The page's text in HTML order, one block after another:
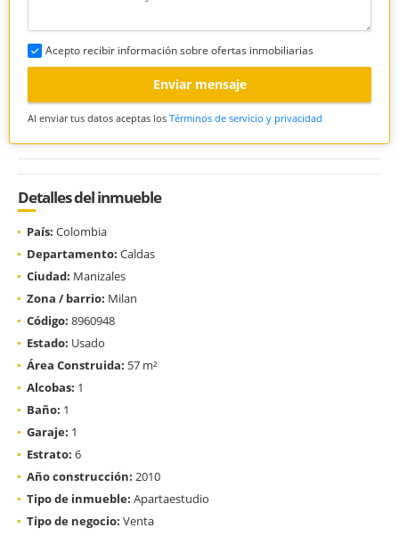
Acepto recibir información sobre ofertas inmobiliarias
Enviar mensaje
Al enviar tus datos aceptas los Términos de servicio y privacidad
Detalles del inmueble
País: Colombia
Departamento: Caldas
Ciudad: Manizales
Zona / barrio: Milan
Código: 8960948
Estado: Usado
Área Construida: 57 m²
Alcobas: 1
Baño: 1
Garaje: 1
Estrato: 6
Año construcción: 2010
Tipo de inmueble: Apartaestudio
Tipo de negocio: Venta